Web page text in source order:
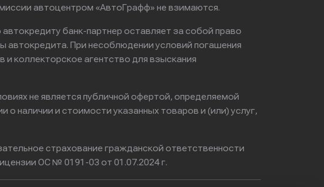
автоцентром «АвтоГрафф» не взимаются.
банк-партнер оставляет за собой право
автокредита. При несоблюдении условий погашения
коллекторское агентство для взыскания
не является публичной офертой, определяемой
наличии и стоимости указанных товаров и (или) услуг,
страхование гражданской ответственности
ОС № 0191-03 от 01.07.2024 г.